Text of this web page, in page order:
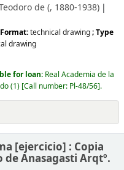
de (, 1880-1938)
technical drawing; Type
drawing
for loan: Real Academia de la
(1) Call number: Pl-48/56 .
[ejercicio] : Copia
de Anasagasti Arqtº.